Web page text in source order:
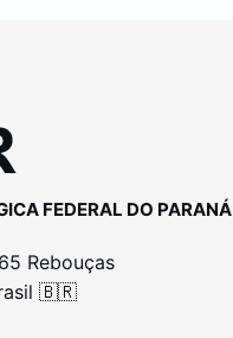
FEDERAL DO PARANÁ
Rebouças
🇧🇷